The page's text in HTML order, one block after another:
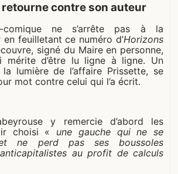
retourne contre son auteur
ne s’arrête pas à la
feuilletant ce numéro d’Horizons
signé du Maire en personne,
mérite d’être lu ligne à ligne. Un
lumière de l’affaire Prissette, se
mot contre celui qui l’a écrit.
y remercie d’abord les
choisi « une gauche qui ne se
ne perd pas ses boussoles
au profit de calculs